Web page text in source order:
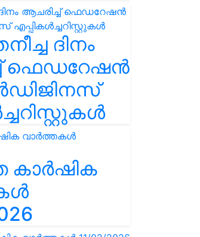
ദിനം
ഫെഡറേഷൻ
കാർഷിക